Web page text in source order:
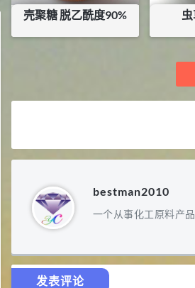
壳聚糖 脱乙酰度90%
bestman2010
一个从事化工原料产
发表评论